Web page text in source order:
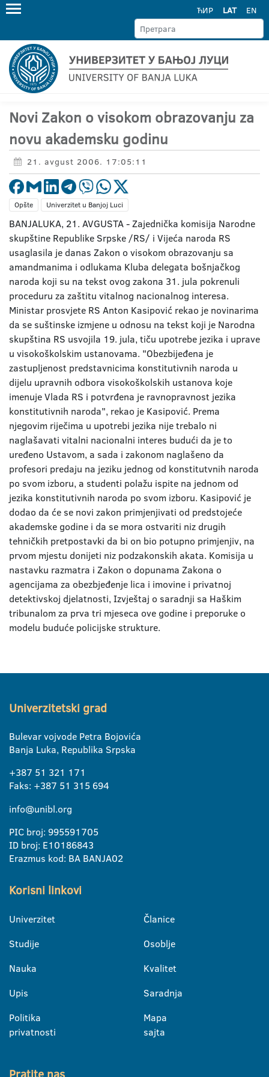
ЋИР LAT EN
Novi Zakon o visokom obrazovanju za
novu akademsku godinu
21. avgust 2006. 17:05:11
Opšte Univerzitet u Banjoj Luci
BANJALUKA, 21. AVGUSTA - Zajednička komisija Narodne
skupštine Republike Srpske /RS/ i Vijeća naroda RS
usaglasila je danas Zakon o visokom obrazovanju sa
amandmanima i odlukama Kluba delegata bošnjačkog
naroda koji su na tekst ovog zakona 31. jula pokrenuli
proceduru za zaštitu vitalnog nacionalnog interesa.
Ministar prosvjete RS Anton Kasipović rekao je novinarima
da se suštinske izmjene u odnosu na tekst koji je Narodna
skupština RS usvojila 19. jula, tiču upotrebe jezika i uprave
u visokoškolskim ustanovama. "Obezbijeđena je
zastupljenost predstavnicima konstitutivnih naroda u
dijelu upravnih odbora visokoškolskih ustanova koje
imenuje Vlada RS i potvrđena je ravnopravnost jezika
konstitutivnih naroda", rekao je Kasipović. Prema
njegovim riječima u upotrebi jezika nije trebalo ni
naglašavati vitalni nacionalni interes budući da je to
uređeno Ustavom, a sada i zakonom naglašeno da
profesori predaju na jeziku jednog od konstitutvnih naroda
po svom izboru, a studenti polažu ispite na jednom od
jezika konstitutivnih naroda po svom izboru. Kasipović je
dodao da će se novi zakon primjenjivati od predstojeće
akademske godine i da se mora ostvariti niz drugih
tehničkih pretpostavki da bi on bio potupno primjenjiv, na
prvom mjestu donijeti niz podzakonskih akata. Komisija u
nastavku razmatra i Zakon o dopunama Zakona o
agencijama za obezbjeđenje lica i imovine i privatnoj
detektivskoj djelatnosti, Izvještaj o saradnji sa Haškim
tribunalom za prva tri mjeseca ove godine i preporuke o
modelu buduće policijske strukture.
Univerzitetski grad
Bulevar vojvode Petra Bojovića
Banja Luka, Republika Srpska
+387 51 321 171
Faks: +387 51 315 694
info@unibl.org
PIC broj: 995591705
ID broj: E10186843
Erazmus kod: BA BANJA02
Korisni linkovi
Univerzitet
Studije
Nauka
Upis
Politika
privatnosti
Članice
Osoblje
Kvalitet
Saradnja
Mapa
sajta